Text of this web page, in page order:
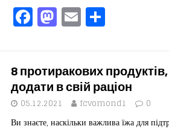
F
a
e
b
o
M
a
o
d
o
E
m
l ит
ис
я
8 протиракових
додати в свій раціон
05.12.2021 fcvomond1 0
Ви знаєте, наскільки важлива їжа для